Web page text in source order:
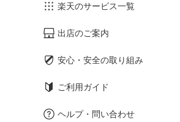
楽天のサービス一覧
出店のご案内
安心・安全の取り組み
ご利用ガイド
ヘルプ・問い合わせ